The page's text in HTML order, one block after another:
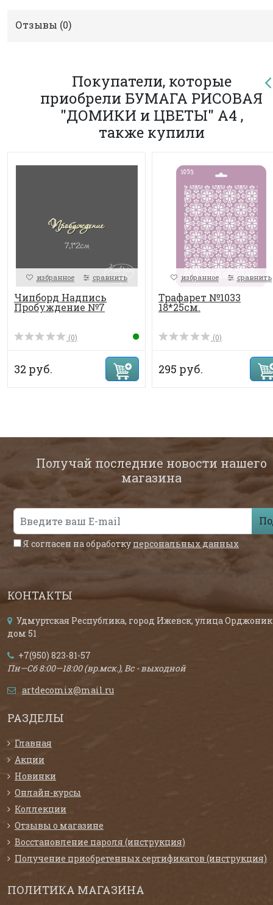
Отзывы (0)
Покупатели, которые
приобрели БУМАГА РИСОВАЯ
"ДОМИКИ и ЦВЕТЫ" А4 ,
также купили
избранное сравнить
Чипборд Надпись
Пробуждение №7
(0)
32 руб.
избранное сравнить
Трафарет №1033
18*25см.
(0)
295 руб.
Получай последние новости нашего
магазина
Я согласен на обработку персональных данных
КОНТАКТЫ
Удмуртская Республика, город Ижевск, улица
дом 51
+7(950) 823-81-57
Пн—Сб 8:00—18:00 (вр.мск.), Вс - выходной
artdecomix@mail.ru
РАЗДЕЛЫ
Главная
Акции
Новинки
Онлайн-курсы
Коллекции
Отзывы о магазине
Восстановление пароля (инструкция)
Получение приобретенных сертификатов (инструкция)
ПОЛИТИКА МАГАЗИНА